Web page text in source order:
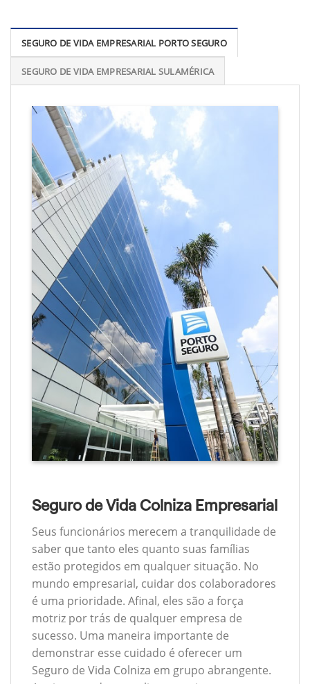
SEGURO DE VIDA EMPRESARIAL PORTO SEGURO
SEGURO DE VIDA EMPRESARIAL SULAMÉRICA
Seguro de Vida Colniza Empresarial
Seus funcionários merecem a tranquilidade de
saber que tanto eles quanto suas famílias
estão protegidos em qualquer situação. No
mundo empresarial, cuidar dos colaboradores
é uma prioridade. Afinal, eles são a força
motriz por trás de qualquer empresa de
sucesso. Uma maneira importante de
demonstrar esse cuidado é oferecer um
Seguro de Vida Colniza em grupo abrangente.